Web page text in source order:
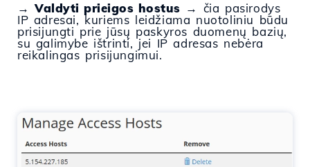
→Valdyti prieigos hostus → čia pasirodys
IP adresai, kuriems leidžiama nuotoliniu būdu
prisijungti prie jūsų paskyros duomenų bazių,
su galimybe ištrinti, jei IP adresas nebėra
reikalingas prisijungimui.